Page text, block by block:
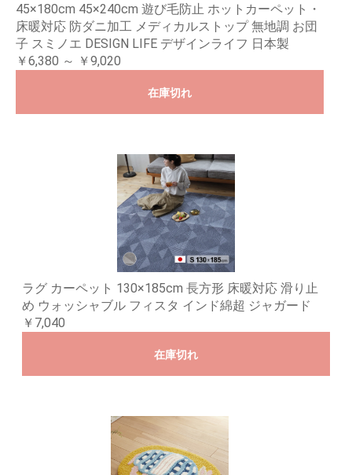
45×180cm 45×240cm 遊び毛防止 ホットカーペット・
床暖対応 防ダニ加工 メディカルストップ 無地調 お団
子 スミノエ DESIGN LIFE デザインライフ 日本製
￥6,380 ～ ￥9,020
在庫切れ
ラグ カーペット 130×185cm 長方形 床暖対応 滑り止
め ウォッシャブル フィスタ インド綿超 ジャガード
￥7,040
在庫切れ